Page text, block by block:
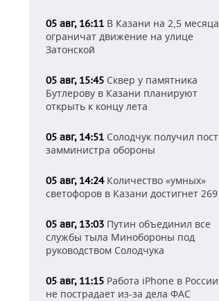
05 авг, 16:11 В Казани на 2,5 месяца
ограничат движение на улице
Затонской
05 авг, 15:45 Сквер у памятника
Бутлерову в Казани планируют
открыть к концу лета
05 авг, 14:51 Солодчук получил пост
замминистра обороны
05 авг, 14:24Количество «умных»
светофоров в Казани достигнет 269
05 авг, 13:03 Путин объединил все
службы тыла Минобороны под
руководством Солодчука
05 авг, 11:15 Работа iPhone в России
не пострадает из-за дела ФАС